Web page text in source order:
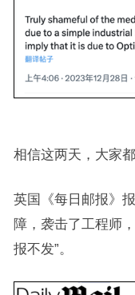
相信这两天，大家
英国《每日邮报》
障，袭击了工程师
报不发”。